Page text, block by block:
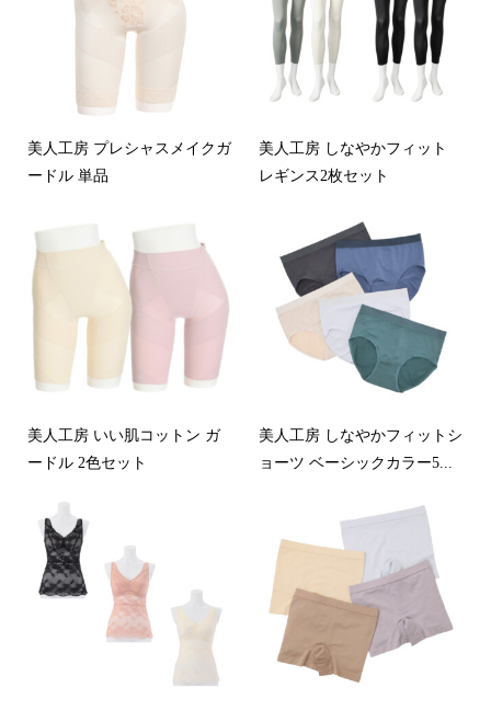
美人工房 プレシャスメイクガ
ードル 単品
美人工房 しなやかフィット
レギンス2枚セット
美人工房 いい肌コットン ガ
ードル 2色セット
美人工房 しなやかフィットシ
ョーツ ベーシックカラー5...